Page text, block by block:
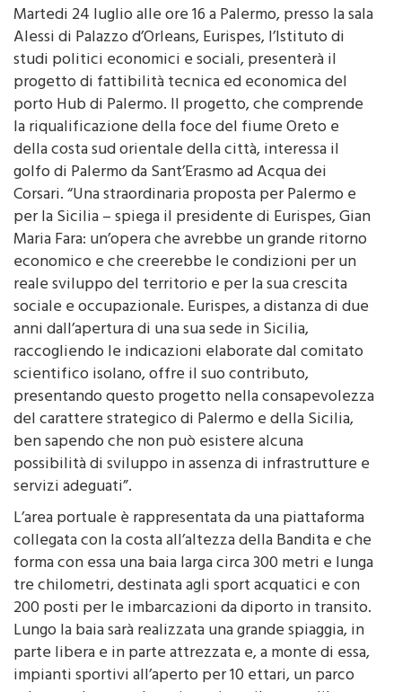
Martedi 24 luglio alle ore 16 a Palermo, presso la sala
Alessi di Palazzo d’Orleans, Eurispes, l’Istituto di
studi politici economici e sociali, presenterà il
progetto di fattibilità tecnica ed economica del
porto Hub di Palermo. Il progetto, che comprende
la riqualificazione della foce del fiume Oreto e
della costa sud orientale della città, interessa il
golfo di Palermo da Sant’Erasmo ad Acqua dei
Corsari. “Una straordinaria proposta per Palermo e
per la Sicilia – spiega il presidente di Eurispes, Gian
Maria Fara: un’opera che avrebbe un grande ritorno
economico e che creerebbe le condizioni per un
reale sviluppo del territorio e per la sua crescita
sociale e occupazionale. Eurispes, a distanza di due
anni dall’apertura di una sua sede in Sicilia,
raccogliendo le indicazioni elaborate dal comitato
scientifico isolano, offre il suo contributo,
presentando questo progetto nella consapevolezza
del carattere strategico di Palermo e della Sicilia,
ben sapendo che non può esistere alcuna
possibilità di sviluppo in assenza di infrastrutture e
servizi adeguati”.
L’area portuale è rappresentata da una piattaforma
collegata con la costa all’altezza della Bandita e che
forma con essa una baia larga circa 300 metri e lunga
tre chilometri, destinata agli sport acquatici e con
200 posti per le imbarcazioni da diporto in transito.
Lungo la baia sarà realizzata una grande spiaggia, in
parte libera e in parte attrezzata e, a monte di essa,
impianti sportivi all’aperto per 10 ettari, un parco